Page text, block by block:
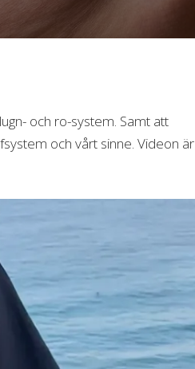
och ro-system. Samt att
och vårt sinne. Videon är